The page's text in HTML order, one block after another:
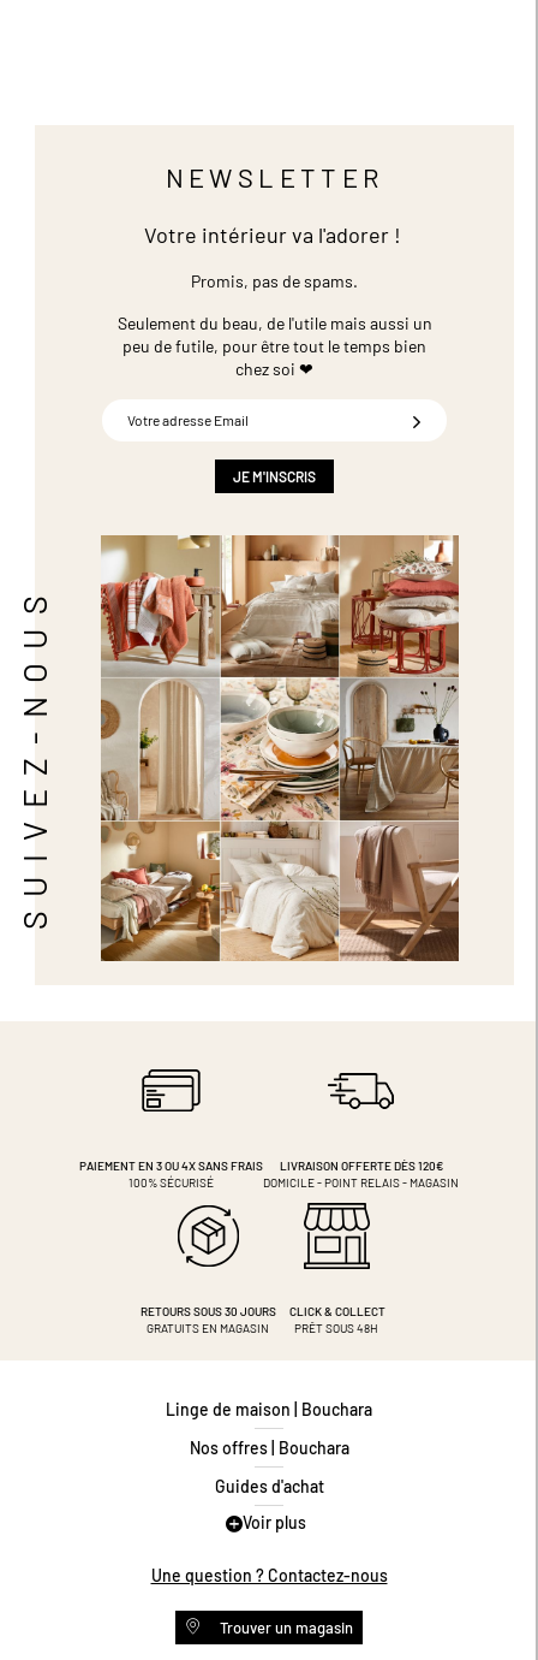
SUIVEZ-NOUS
NEWSLETTER
Votre intérieur va l'adorer !
Promis, pas de spams.
Seulement du beau, de l'utile mais aussi un
peu de futile, pour être tout le temps bien
chez soi ❤
JE M'INSCRIS
PAIEMENT EN 3 OU 4XSANS FRAIS
100% SÉCURISÉ
LIVRAISON OFFERTE DÈS 120€
DOMICILE - POINT RELAIS - MAGASIN
RETOURS SOUS 30 JOURS
GRATUITS EN MAGASIN
CLICK & COLLECT
PRÊT SOUS 48H
Linge de maison | Bouchara
Nos offres | Bouchara
Guides d'achat
Guide des tailles
Programme de fidélité
Voir plus
Une question ? Contactez-nous
Trouver un magasin